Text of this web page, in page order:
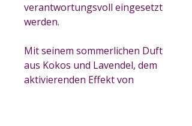
verantwortungsvoll eingesetzt
werden.
Mit seinem sommerlichen Duft
aus Kokos und Lavendel, dem
aktivierenden Effekt von